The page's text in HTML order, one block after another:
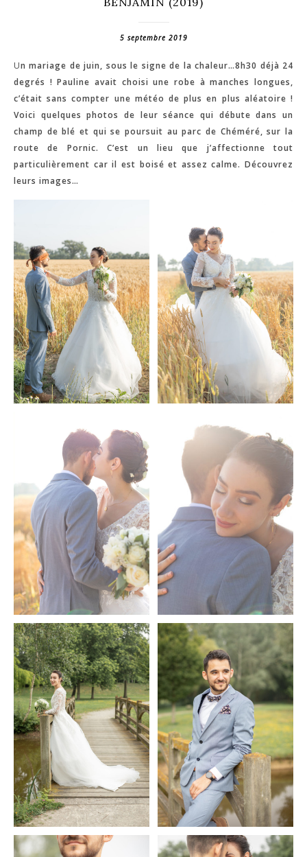
5 septembre 2019
Un mariage de juin, sous le signe de la chaleur…8h30 déjà 24
degrés ! Pauline avait choisi une robe à manches longues,
c’était sans compter une météo de plus en plus aléatoire !
Voici quelques photos de leur séance qui débute dans un
champ de blé et qui se poursuit au parc de Chéméré, sur la
route de Pornic. C’est un lieu que j’affectionne tout
particulièrement car il est boisé et assez calme. Découvrez
leurs images…